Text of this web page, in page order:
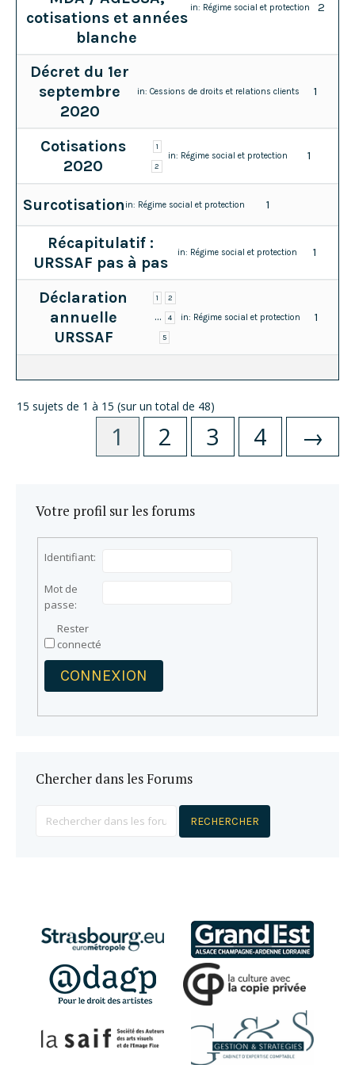
cotisations et années
blanche
in: Régime social et protection 2
Décret du 1er
septembre
2020
in: Cessions de droits et relations clients 1
Cotisations
2020
1
2
in: Régime social et protection 1
Surcotisation in: Régime social et protection 1
Récapitulatif :
URSSAF pas à pas
in: Régime social et protection 1
Déclaration
annuelle
URSSAF
1 2
… 4
5
in: Régime social et protection 1
15 sujets de 1 à 15 (sur un total de 48)
1 2 3 4 →
Votre profil sur les forums
Identifiant:
Mot de
passe:
Rester
connecté
CONNEXION
Chercher dans les Forums